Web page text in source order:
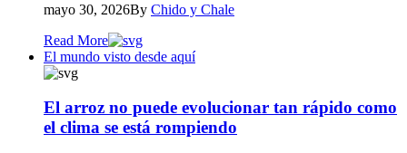
mayo 30, 2026By Chido y Chale
Read More
El mundo visto desde aquí
El arroz no puede evolucionar tan rápido como
el clima se está rompiendo